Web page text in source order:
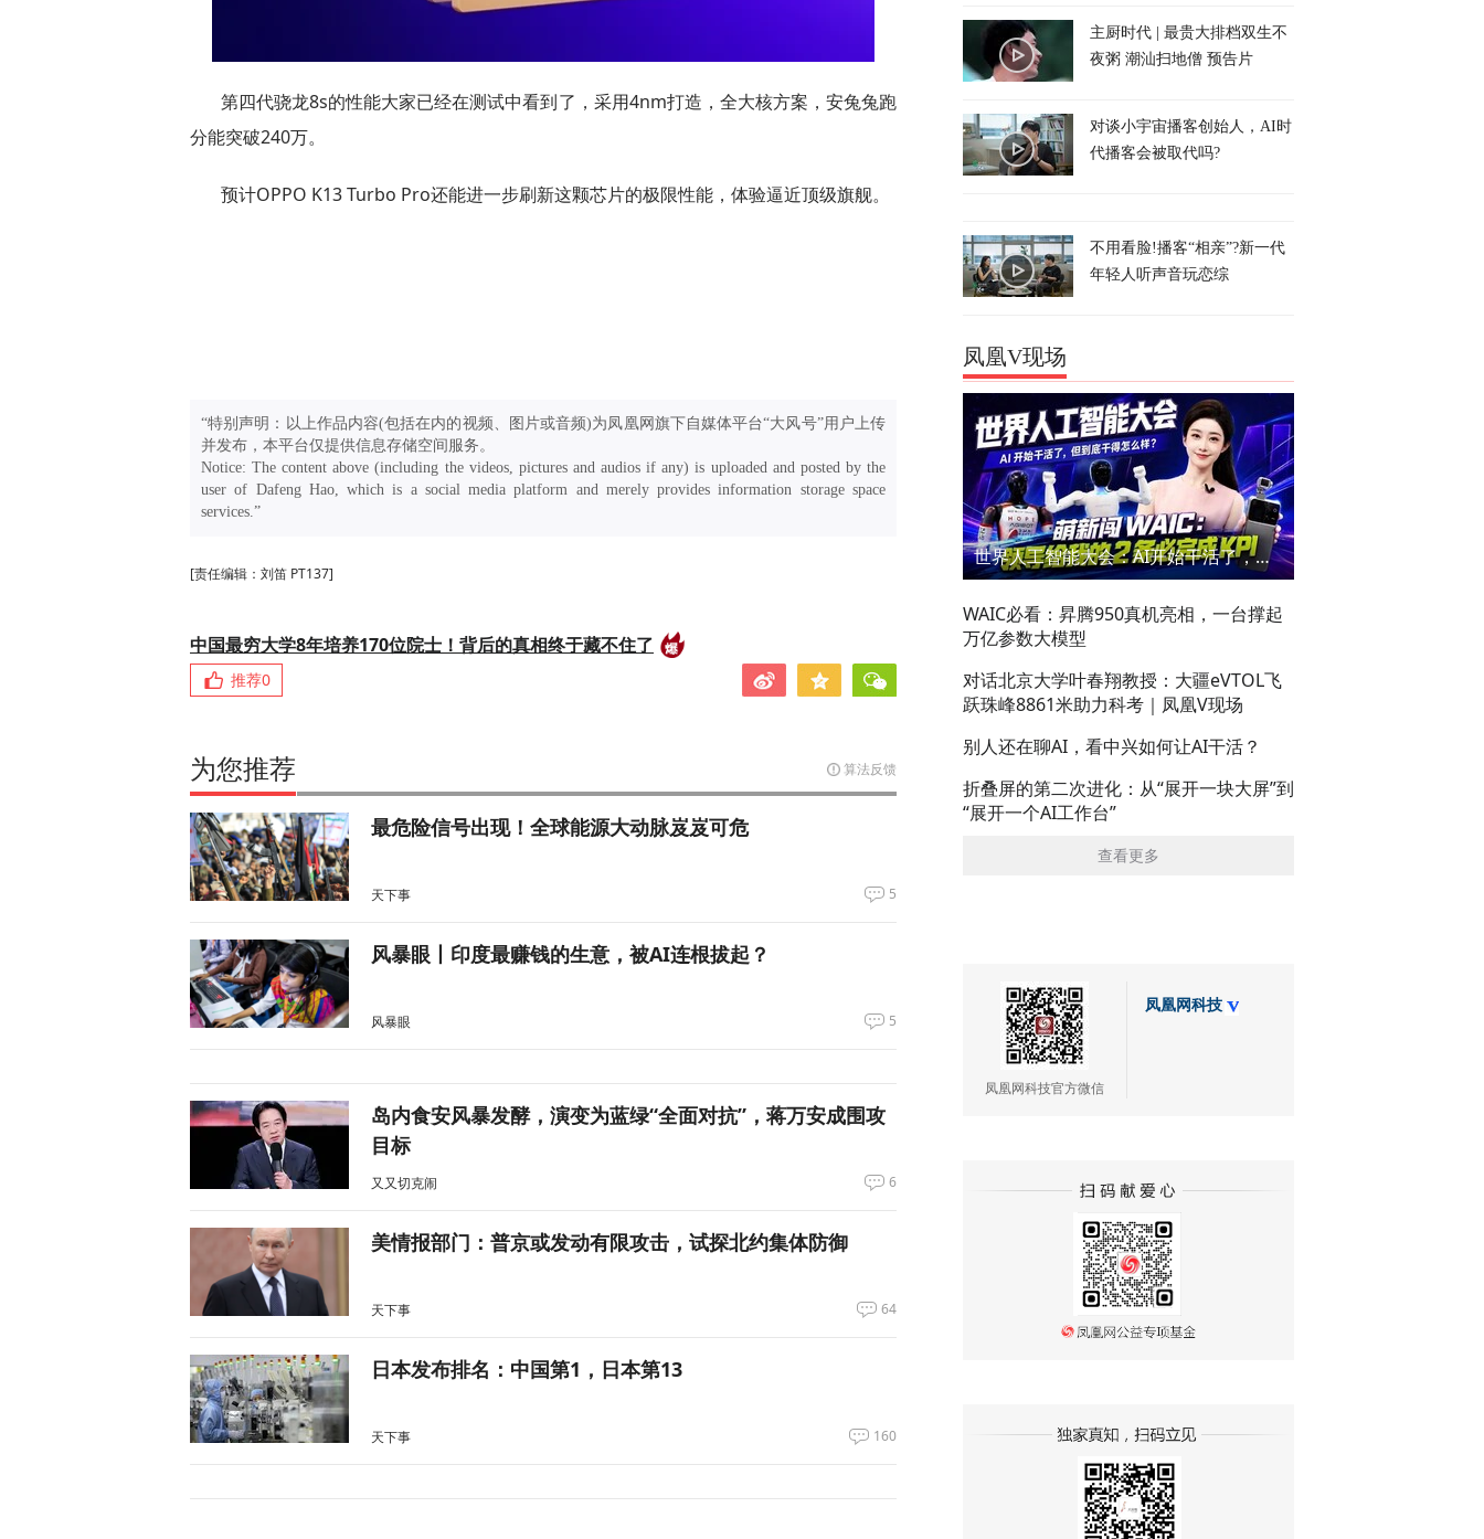
第四代骁龙8s的性能大家已经在测试中看到了，采用4nm打造，全大核方案，安兔兔跑
分能突破240万。
预计OPPO K13 Turbo Pro还能进一步刷新这颗芯片的极限性能，体验逼近顶级旗舰。
“特别声明：以上作品内容(包括在内的视频、图片或音频)为凤凰网旗下自媒体平台“大风号”用户上传
并发布，本平台仅提供信息存储空间服务。
Notice: The content above (including the videos, pictures and audios if any) is uploaded and posted by the
user of Dafeng Hao, which is a social media platform and merely provides information storage space
services.”
[责任编辑：刘笛 PT137]
中国最穷大学8年培养170位院士！背后的真相终于藏不住了
推荐0
为您推荐 算法反馈
最危险信号出现！全球能源大动脉岌岌可危
天下事 5
风暴眼丨印度最赚钱的生意，被AI连根拔起？
风暴眼 5
岛内食安风暴发酵，演变为蓝绿“全面对抗”，蒋万安成围攻
目标
又又切克闹 6
美情报部门：普京或发动有限攻击，试探北约集体防御
天下事 64
日本发布排名：中国第1，日本第13
天下事 160
主厨时代 | 最贵大排档双生不
夜粥 潮汕扫地僧 预告片
对谈小宇宙播客创始人，AI时
代播客会被取代吗?
不用看脸!播客“相亲”?新一代
年轻人听声音玩恋综
凤凰V现场
世界人工智能大会：AI开始干活了，但到底干的怎么样？萌新闯WAIC
WAIC必看：昇腾950真机亮相，一台撑起
万亿参数大模型
对话北京大学叶春翔教授：大疆eVTOL飞
跃珠峰8861米助力科考｜凤凰V现场
别人还在聊AI，看中兴如何让AI干活？
折叠屏的第二次进化：从“展开一块大屏”到
“展开一个AI工作台”
查看更多
凤凰网科技官方微信
凤凰网科技